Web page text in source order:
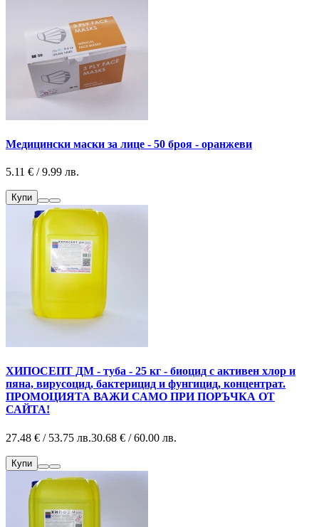
Медицински маски за лице - 50 броя - оранжеви
5.11 € / 9.99 лв.
Купи
ХИПОСЕПТ ДМ - туба - 25 кг - биоцид с активен хлор и
пяна, вирусоцид, бактерицид и фунгицид, концентрат.
ПРОМОЦИЯТА ВАЖИ САМО ПРИ ПОРЪЧКА ОТ
САЙТА!
27.48 € / 53.75 лв.30.68 € / 60.00 лв.
Купи